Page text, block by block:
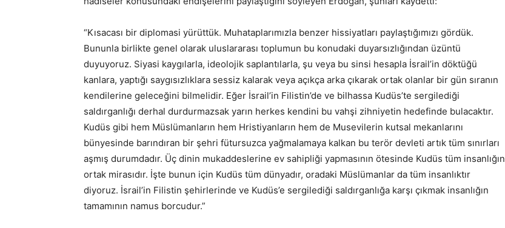
“Kısacası bir diplomasi yürüttük. Muhataplarımızla benzer hissiyatları paylaştığımızı gördük.
Bununla birlikte genel olarak uluslararası toplumun bu konudaki duyarsızlığından üzüntü
duyuyoruz. Siyasi kaygılarla, ideolojik saplantılarla, şu veya bu sinsi hesapla İsrail’in döktüğü
kanlara, yaptığı saygısızlıklara sessiz kalarak veya açıkça arka çıkarak ortak olanlar bir gün sıranın
kendilerine geleceğini bilmelidir. Eğer İsrail’in Filistin’de ve bilhassa Kudüs’te sergilediği
saldırganlığı derhal durdurmazsak yarın herkes kendini bu vahşi zihniyetin hedefinde bulacaktır.
Kudüs gibi hem Müslümanların hem Hristiyanların hem de Musevilerin kutsal mekanlarını
bünyesinde barındıran bir şehri fütursuzca yağmalamaya kalkan bu terör devleti artık tüm sınırları
aşmış durumdadır. Üç dinin mukaddeslerine ev sahipliği yapmasının ötesinde Kudüs tüm insanlığın
ortak mirasıdır. İşte bunun için Kudüs tüm dünyadır, oradaki Müslümanlar da tüm insanlıktır
diyoruz. İsrail’in Filistin şehirlerinde ve Kudüs’e sergilediği saldırganlığa karşı çıkmak insanlığın
tamamının namus borcudur.”